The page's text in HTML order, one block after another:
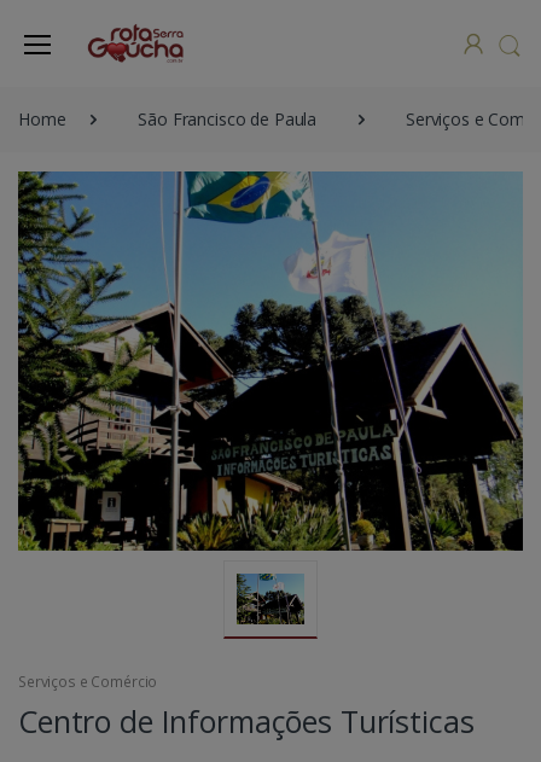
Home São Francisco de Paula Serviços e
Serviços e Comércio
Centro de Informações Turísticas